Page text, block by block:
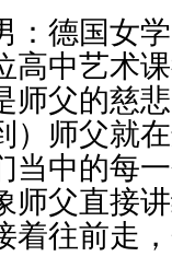
：德国女
高中艺术
师父的慈
）师父就
当中的每
师父直接
着往前走